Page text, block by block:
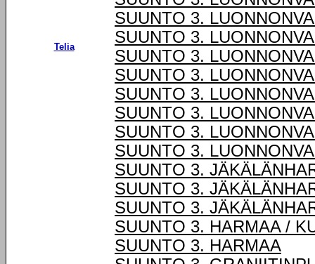
Telia
SUUNTO 3.
SUUNTO 3.
SUUNTO 3.
SUUNTO 3.
SUUNTO 3.
SUUNTO 3.
SUUNTO 3.
SUUNTO 3.
SUUNTO 3.
SUUNTO 3.
SUUNTO 3.
SUUNTO 3. HARMAA /
SUUNTO 3. HARMAA